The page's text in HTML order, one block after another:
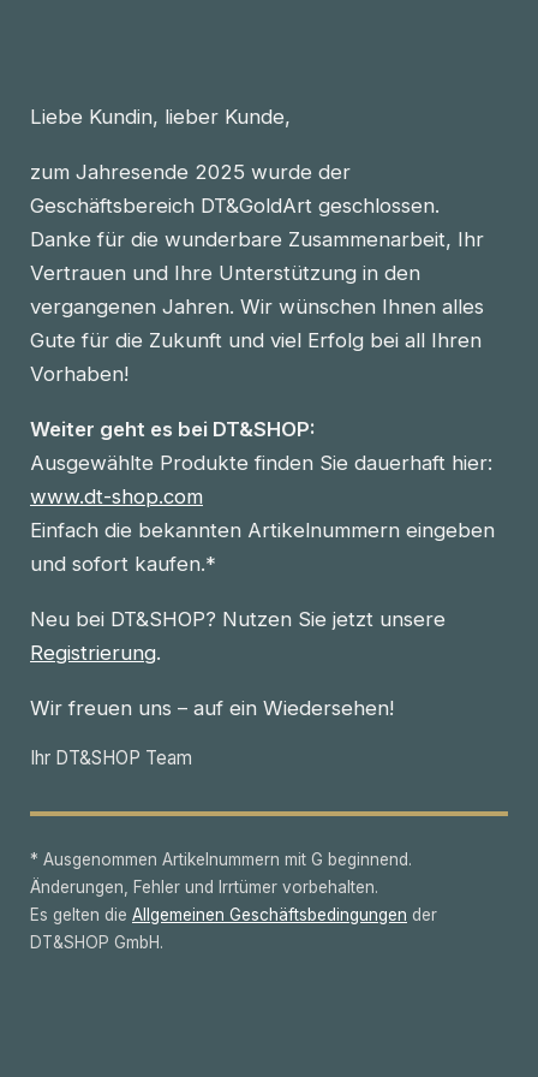
Liebe Kundin, lieber Kunde,
zum Jahresende 2025 wurde der
Geschäftsbereich DT&GoldArt geschlossen.
Danke für die wunderbare Zusammenarbeit, Ihr
Vertrauen und Ihre Unterstützung in den
vergangenen Jahren. Wir wünschen Ihnen alles
Gute für die Zukunft und viel Erfolg bei all Ihren
Vorhaben!
Weiter geht es bei DT&SHOP:
Ausgewählte Produkte finden Sie dauerhaft hier:
www.dt-shop.com
Einfach die bekannten Artikelnummern eingeben
und sofort kaufen.*
Neu bei DT&SHOP? Nutzen Sie jetzt unsere
Registrierung.
Wir freuen uns – auf ein Wiedersehen!
Ihr DT&SHOP Team
* Ausgenommen Artikelnummern mit G beginnend.
Änderungen, Fehler und Irrtümer vorbehalten.
Es gelten die Allgemeinen Geschäftsbedingungen der
DT&SHOP GmbH.